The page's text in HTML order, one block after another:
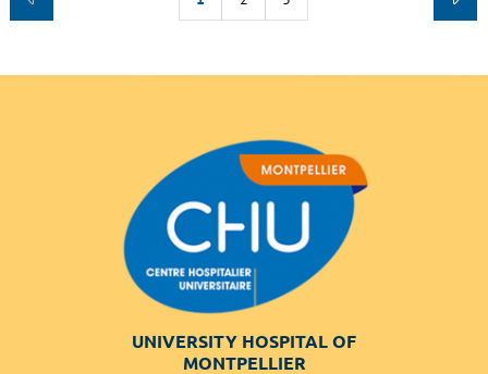
UNIVERSITY HOSPITAL OF
MONTPELLIER